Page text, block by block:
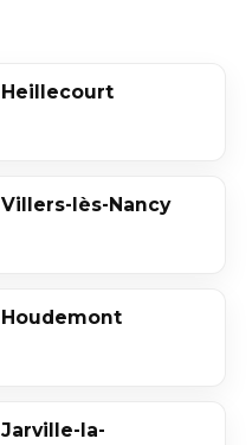
lès-Nancy
la-